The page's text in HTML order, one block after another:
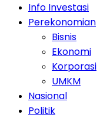
Info Investasi
Perekonomian
Bisnis
Ekonomi
Korporasi
UMKM
Nasional
Politik